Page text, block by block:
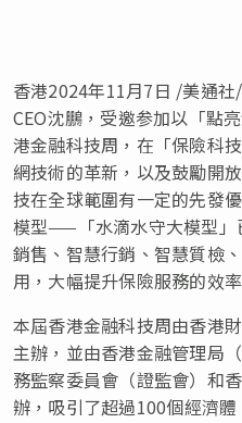
香港2024年11月7日 /美通社
CEO沈鵬，受邀参加以「點
港金融科技周，在「保險科
網技術的革新，以及鼓勵開
技在全球範圍有一定的先發
模型——「水滴水守大模型」
銷售、智慧行銷、智慧質檢
用，大幅提升保險服務的效率
本屆香港金融科技周由香港
主辦，並由香港金融管理局
務監察委員會（證監會）和
辦，吸引了超過100個經濟